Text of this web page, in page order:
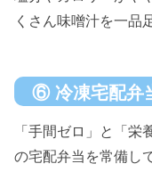
くさん味噌汁を一品
⑥ 冷凍宅配弁
「手間ゼロ」と「
の宅配弁当を常備し